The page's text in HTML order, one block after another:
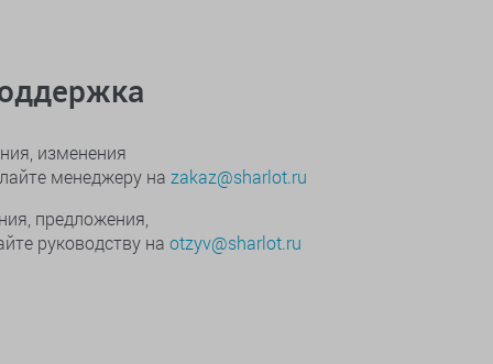
изменения
менеджеру на zakaz@sharlot.ru
предложения,
руководству на otzyv@sharlot.ru